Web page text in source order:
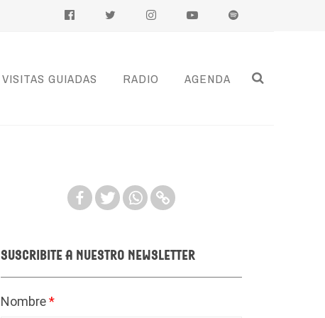
VISITAS GUIADAS RADIO AGENDA
Suscribite a nuestro newsletter
Nombre